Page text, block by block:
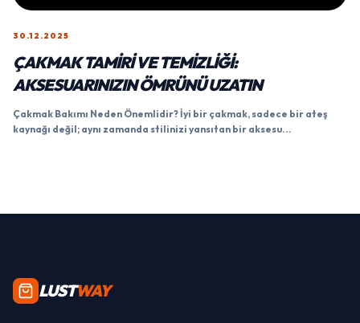
30.12.2025
ÇAKMAK TAMIRI VE TEMIZLIĞI:
AKSESUARINIZIN ÖMRÜNÜ UZATIN
Çakmak Bakımı Neden Önemlidir? İyi bir çakmak, sadece bir ateş
kaynağı değil; aynı zamanda stilinizi yansıtan bir aksesu...
LUSTWAY